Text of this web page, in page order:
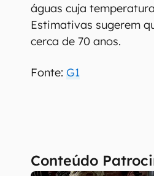
águas cuja
Estimativas sugerem
cerca de 70 anos.
Fonte:G1